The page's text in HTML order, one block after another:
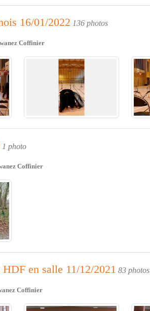
16/01/2022 136 photos
Coffinier
1 photo
Coffinier
en salle 11/12/2021 83 photos
Coffinier